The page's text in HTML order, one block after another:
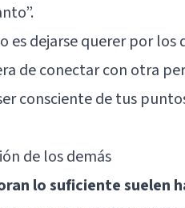
es dejarse querer por
de conectar con otra
consciente de tus
de los demás
lo suficiente suelen